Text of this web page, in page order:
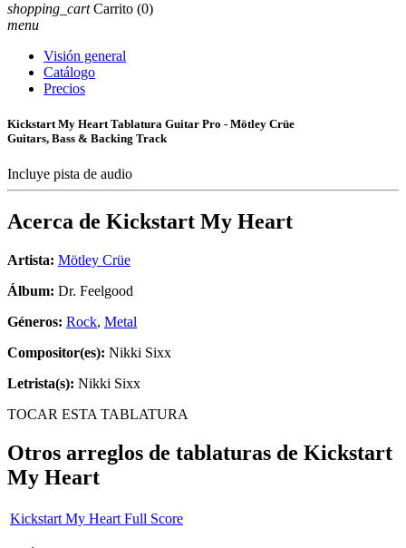
shopping_cart Carrito (0)
menu
Visión general
Catálogo
Precios
Kickstart My Heart Tablatura Guitar Pro - Mötley Crüe
Guitars, Bass & Backing Track
Incluye pista de audio
Acerca de Kickstart My Heart
Artista: Mötley Crüe
Álbum: Dr. Feelgood
Géneros: Rock, Metal
Compositor(es): Nikki Sixx
Letrista(s): Nikki Sixx
TOCAR ESTA TABLATURA
Otros arreglos de tablaturas de Kickstart
My Heart
Kickstart My Heart Full Score